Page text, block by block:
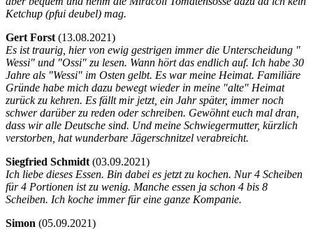
Ketchup (pfui deubel) mag.
Gert Forst (13.08.2021)
Es ist traurig, hier von ewig gestrigen immer die Unterscheidung "
Wessi" und "Ossi" zu lesen. Wann hört das endlich auf. Ich habe 30
Jahre als "Wessi" im Osten gelbt. Es war meine Heimat. Familiäre
Gründe habe mich dazu bewegt wieder in meine "alte" Heimat
zurück zu kehren. Es fällt mir jetzt, ein Jahr später, immer noch
schwer darüber zu reden oder schreiben. Gewöhnt euch mal dran,
dass wir alle Deutsche sind. Und meine Schwiegermutter, kürzlich
verstorben, hat wunderbare Jägerschnitzel verabreicht.
Siegfried Schmidt (03.09.2021)
Ich liebe dieses Essen. Bin dabei es jetzt zu kochen. Nur 4 Scheiben
für 4 Portionen ist zu wenig. Manche essen ja schon 4 bis 8
Scheiben. Ich koche immer für eine ganze Kompanie.
Simon (05.09.2021)